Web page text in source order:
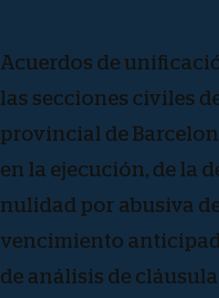
Acuerdos de
las secciones civiles
provincial de
en la ejecución, de la
nulidad por abusiva
vencimiento
de análisis de